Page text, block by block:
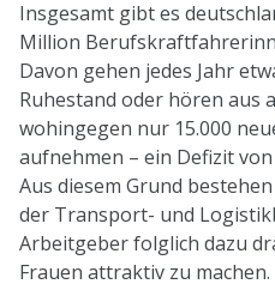
Insgesamt gibt es
Million
Davon gehen jedes Jahr
Ruhestand oder hören aus
wohingegen nur 15.000
aufnehmen – ein Defizit
Aus diesem Grund
der Transport- und
Arbeitgeber folglich dazu
Frauen attraktiv zu